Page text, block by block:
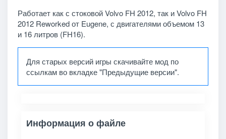
Работает как с стоковой Volvo FH 2012, так и Volvo FH
2012 Reworked от Eugene, с двигателями объемом 13
и 16 литров (FH16).
Для старых версий игры скачивайте мод по
ссылкам во вкладке "Предыдущие версии".
Информация о файле